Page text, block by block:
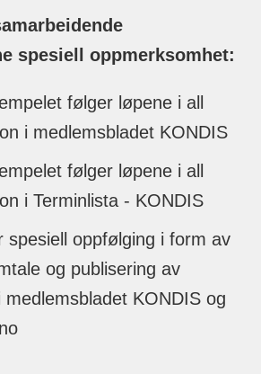
spesiell oppmerksomhet:
følger løpene i all
i medlemsbladet KONDIS
følger løpene i all
i Terminlista - KONDIS
spesiell oppfølging i form av
og publisering av
medlemsbladet KONDIS og